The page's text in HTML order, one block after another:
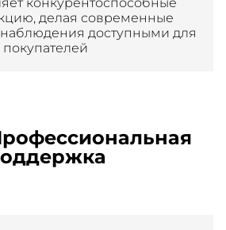
делая современные
доступными для
покупателей